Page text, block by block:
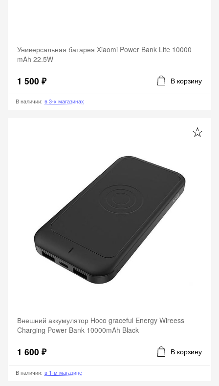
Универсальная батарея Xiaomi Power Bank Lite 10000
mAh 22.5W
1 500 ₽ В корзину
В наличии: в 3-х магазинах
Внешний аккумулятор Hoco graceful Energy Wireess
Charging Power Bank 10000mAh Black
1 600 ₽ В корзину
В наличии: в 1-м магазине